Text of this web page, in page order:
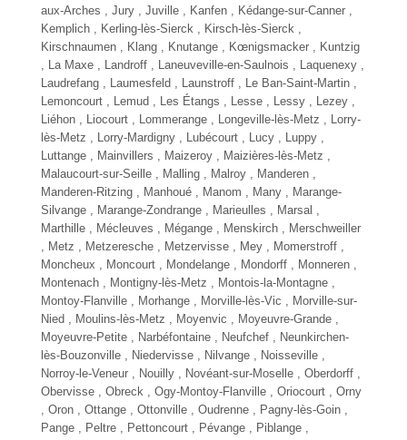
aux-Arches , Jury , Juville , Kanfen , Kédange-sur-Canner ,
Kemplich , Kerling-lès-Sierck , Kirsch-lès-Sierck ,
Kirschnaumen , Klang , Knutange , Kœnigsmacker , Kuntzig
, La Maxe , Landroff , Laneuveville-en-Saulnois , Laquenexy ,
Laudrefang , Laumesfeld , Launstroff , Le Ban-Saint-Martin
Lemoncourt , Lemud , Les Étangs , Lesse , Lessy , Lezey ,
Liéhon , Liocourt , Lommerange , Longeville-lès-Metz , Lorry-
lès-Metz , Lorry-Mardigny , Lubécourt , Lucy , Luppy ,
Luttange , Mainvillers , Maizeroy , Maizières-lès-Metz
Malaucourt-sur-Seille , Malling , Malroy , Manderen ,
Manderen-Ritzing , Manhoué , Manom , Many , Marange-
Silvange , Marange-Zondrange , Marieulles , Marsal ,
Marthille , Mécleuves , Mégange , Menskirch , Merschweiller
, Metz , Metzeresche , Metzervisse , Mey , Momerstroff ,
Moncheux , Moncourt , Mondelange , Mondorff , Monneren ,
Montenach , Montigny-lès-Metz , Montois-la-Montagne ,
Montoy-Flanville , Morhange , Morville-lès-Vic , Morville-sur-
Nied , Moulins-lès-Metz , Moyenvic , Moyeuvre-Grande
Moyeuvre-Petite , Narbéfontaine , Neufchef , Neunkirchen-
lès-Bouzonville , Niedervisse , Nilvange , Noisseville ,
Norroy-le-Veneur , Nouilly , Novéant-sur-Moselle , Oberdorff ,
Obervisse , Obreck , Ogy-Montoy-Flanville , Oriocourt , Orny
, Oron , Ottange , Ottonville , Oudrenne , Pagny-lès-Goin ,
Pange , Peltre , Pettoncourt , Pévange , Piblange ,